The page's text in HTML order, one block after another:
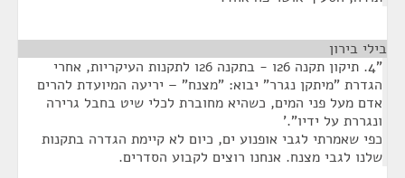
בילי בירון
"4. תיקון תקנה 26ו - בתקנה 26ו לתקנות העיקריות, אחרי
הגדרת "מיתקן נגרר" יבוא: "מצנח" – יריעה המיועדת להרים
אדם מעל פני המים, כשהיא מחוברת לכלי שיט בחבל גרירה
ונגררת על ידיו".'
כפי שאמרתי לגבי אופנוע ים, כיום לא קיימת הגדרה בתקנות
שלנו לגבי מצנח. אנחנו רוצים לקבוע הסדרים.